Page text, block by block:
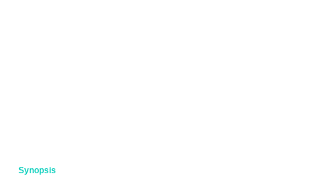
Synopsis